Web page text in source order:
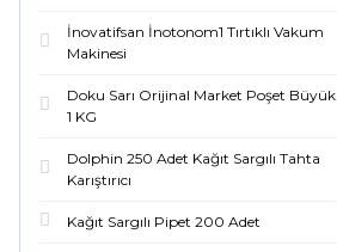
İnovatifsan İnotonom1 Tırtıklı Vakum
Makinesi
Doku Sarı Orijinal Market Poşet Büyük
1 KG
Dolphin 250 Adet Kağıt Sargılı Tahta
Karıştırıcı
Kağıt Sargılı Pipet 200 Adet